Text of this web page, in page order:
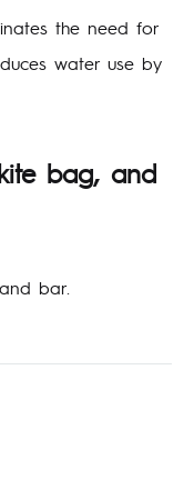
the need for
water use by
bag, and
bar.